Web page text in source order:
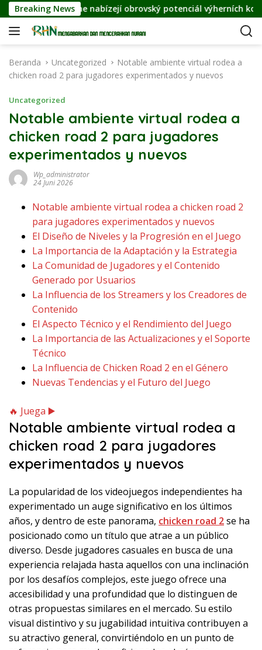
a
Breaking News
online nabízejí obrovský potenciál výherních kombinací
Beranda Uncategorized
Notable ambiente virtual rodea a
chicken road 2 para jugadores experimentados y nuevos
Uncategorized
Notable ambiente virtual rodea a
chicken road 2 para jugadores
experimentados y nuevos
Wp_administrator
24 Juni 2026
Notable ambiente virtual rodea a chicken road 2
para jugadores experimentados y nuevos
El Diseño de Niveles y la Progresión en el Juego
La Importancia de la Adaptación y la Estrategia
La Comunidad de Jugadores y el Contenido
Generado por Usuarios
La Influencia de los Streamers y los Creadores de
Contenido
El Aspecto Técnico y el Rendimiento del Juego
La Importancia de las Actualizaciones y el Soporte
Técnico
La Influencia de Chicken Road 2 en el Género
Nuevas Tendencias y el Futuro del Juego
🔥 Juega ▶️
Notable ambiente virtual rodea a
chicken road 2 para jugadores
experimentados y nuevos
La popularidad de los videojuegos independientes ha
experimentado un auge significativo en los últimos
años, y dentro de este panorama, chicken road 2se ha
posicionado como un título que atrae a un público
diverso. Desde jugadores casuales en busca de una
experiencia relajada hasta aquellos con una inclinación
por los desafíos complejos, este juego ofrece una
accesibilidad y una profundidad que lo distinguen de
otras propuestas similares en el mercado. Su estilo
visual distintivo y su jugabilidad intuitiva contribuyen a
su atractivo general, convirtiéndolo en un punto de